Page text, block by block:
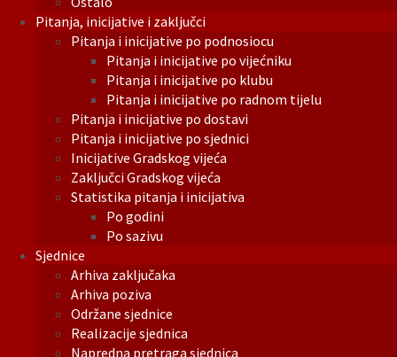
Pitanja, inicijative i zaključci
Pitanja i inicijative po podnosiocu
Pitanja i inicijative po vijećniku
Pitanja i inicijative po klubu
Pitanja i inicijative po radnom tijelu
Pitanja i inicijative po dostavi
Pitanja i inicijative po sjednici
Inicijative Gradskog vijeća
Zaključci Gradskog vijeća
Statistika pitanja i inicijativa
Po godini
Po sazivu
Sjednice
Arhiva zaključaka
Arhiva poziva
Održane sjednice
Realizacije sjednica
Napredna pretraga sjednica